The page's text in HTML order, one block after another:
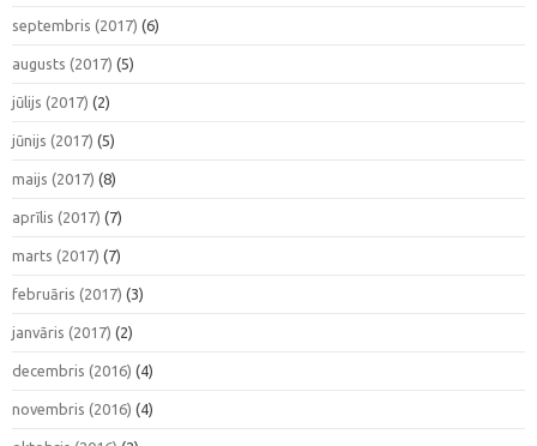
septembris (2017) (6)
augusts (2017) (5)
jūlijs (2017) (2)
jūnijs (2017) (5)
maijs (2017) (8)
aprīlis (2017) (7)
marts (2017) (7)
februāris (2017) (3)
janvāris (2017) (2)
decembris (2016) (4)
novembris (2016) (4)